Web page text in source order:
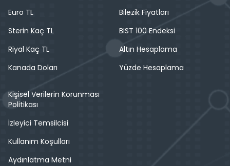
Euro TL
Sterin Kaç TL
Riyal Kaç TL
Kanada Doları
Bilezik Fiyatları
BIST 100 Endeksi
Altın Hesaplama
Yüzde Hesaplama
Kişisel Verilerin Korunması
Politikası
İzleyici Temsilcisi
Kullanım Koşulları
Aydınlatma Metni